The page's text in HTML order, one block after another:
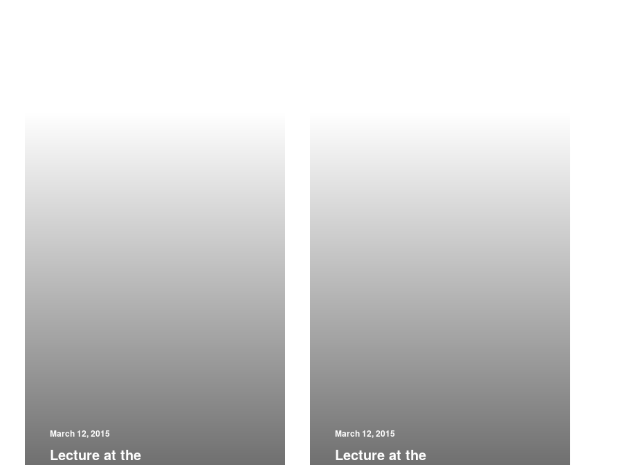
March 12, 2015
Lecture at the
March 12, 2015
Lecture at the